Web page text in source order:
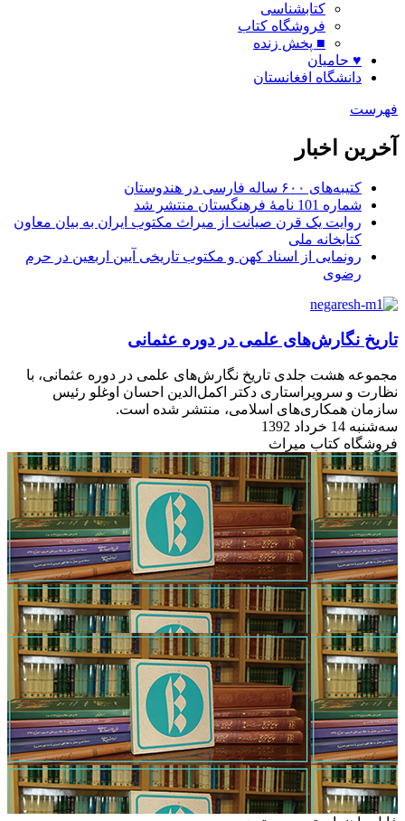
کتابشناسی
فروشگاه کتاب
■ پخش زنده
♥ حامیان
دانشگاه افغانستان
فهرست
آخرین اخبار
کتیبه‌های ۶۰۰ ساله فارسی در هندوستان
شماره 101 نامۀ فرهنگستان منتشر شد
روایت یک قرن صیانت از میراث مکتوب ایران به بیان معاون
کتابخانه ملی
رونمایی از اسناد کهن و مکتوب تاریخی آیین اربعین در حرم
رضوی
تاریخ نگارش‌های علمی در دوره عثمانی
مجموعه هشت جلدی تاریخ نگارش‌های علمی در دوره عثمانی، با
نظارت و سرویراستاری دکتر اکمل‌الدین احسان اوغلو رئیس
سازمان همکاری‌های اسلامی، منتشر شده است.
سه‌شنبه 14 خرداد 1392
فروشگاه کتاب میراث